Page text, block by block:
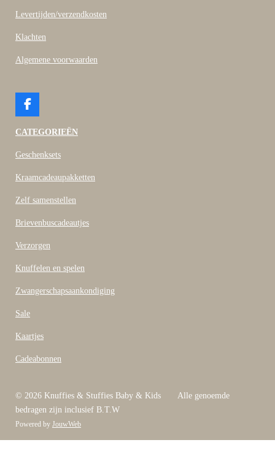
Levertijden/verzendkosten
Klachten
Algemene voorwaarden
F
c
b
o
CATEGORIEËN
Geschenksets
Kraamcadeaupakketten
Zelf samenstellen
Brievenbuscadeautjes
Verzorgen
Knuffelen en spelen
Zwangerschapsaankondiging
Sale
Kaartjes
Cadeabonnen
© 2026 Knuffies & Stuffies Baby & Kids Alle genoemde
bedragen zijn inclusief B.T.W
Powered by JouwWeb